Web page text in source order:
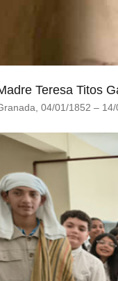
Teresa Titos
04/01/1852 – 14/